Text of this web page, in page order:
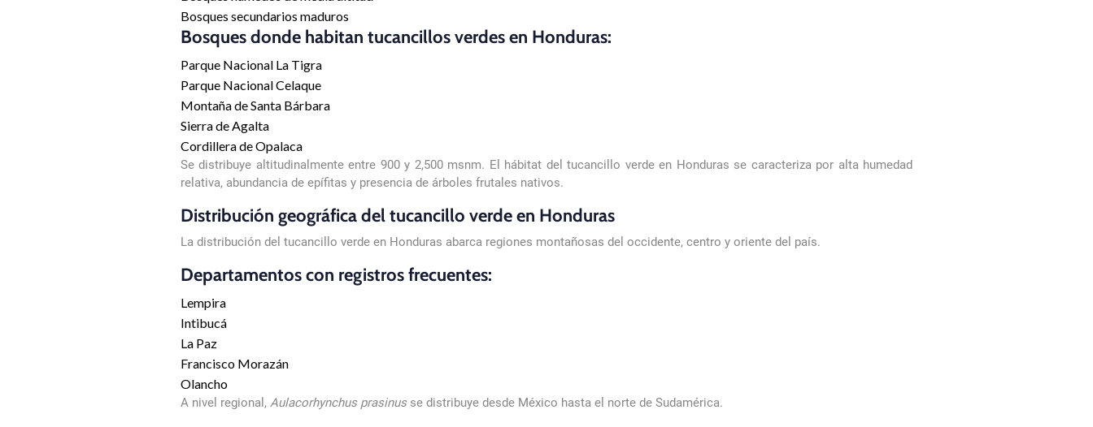
Bosques secundarios maduros
Bosques donde habitan tucancillos verdes en Honduras:
Parque Nacional La Tigra
Parque Nacional Celaque
Montaña de Santa Bárbara
Sierra de Agalta
Cordillera de Opalaca
Se distribuye altitudinalmente entre 900 y 2,500 msnm. El hábitat del tucancillo verde en Honduras se caracteriza por alta humedad
relativa, abundancia de epífitas y presencia de árboles frutales nativos.
Distribución geográfica del tucancillo verde en Honduras
La distribución del tucancillo verde en Honduras abarca regiones montañosas del occidente, centro y oriente del país.
Departamentos con registros frecuentes:
Lempira
Intibucá
La Paz
Francisco Morazán
Olancho
A nivel regional, Aulacorhynchus prasinusse distribuye desde México hasta el norte de Sudamérica.